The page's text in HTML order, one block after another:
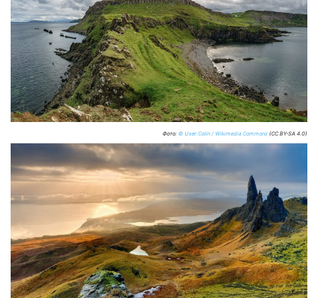
Фото: © User:Colin / Wikimedia Commons (CC BY-SA 4.0)